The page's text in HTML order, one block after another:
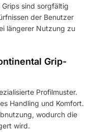
Grips sind sorgfältig
der Benutzer
längerer Nutzung zu
Grip-
Profilmuster.
Handling und Komfort.
wodurch die
wird.